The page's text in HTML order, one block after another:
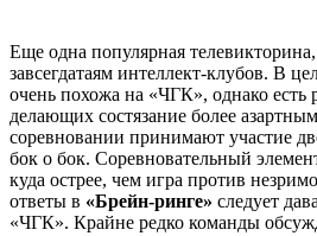
Еще одна популярная
завсегдатаям интеллект-клубов. В
очень похожа на «ЧГК», однако есть
делающих состязание более
соревновании принимают участие
бок о бок. Соревновательный
куда острее, чем игра против
ответы в «Брейн-ринге» следует
«ЧГК». Крайне редко команды